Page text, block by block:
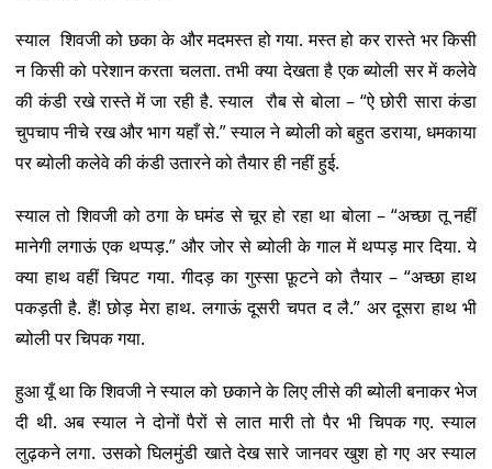
स्याल शिवजी को छका के और मदमस्त हो गया. मस्त हो कर रास्ते भर किसी
न किसी को परेशान करता चलता. तभी क्या देखता है एक ब्योली सर में कलेवे
की कंडी रखे रास्ते में जा रही है. स्याल रौब से बोला – “ऐ छोरी सारा कंडा
चुपचाप नीचे रख और भाग यहाँ से.” स्याल ने ब्योली को बहुत डराया, धमकाया
पर ब्योली कलेवे की कंडी उतारने को तैयार ही नहीं हुई.
स्याल तो शिवजी को ठगा के घमंड से चूर हो रहा था बोला – “अच्छा तू नहीं
मानेगी लगाऊं एक थप्पड़.” और जोर से ब्योली के गाल में थप्पड़ मार दिया. ये
क्या हाथ वहीं चिपट गया. गीदड़ का गुस्सा फ़ूटने को तैयार – “अच्छा हाथ
पकड़ती है. हैं! छोड़ मेरा हाथ. लगाऊं दूसरी चपत द लै.” अर दूसरा हाथ भी
ब्योली पर चिपक गया.
हुआ यूँ था कि शिवजी ने स्याल को छकाने के लिए लीसे की ब्योली बनाकर भेज
दी थी. अब स्याल ने दोनों पैरों से लात मारी तो पैर भी चिपक गए. स्याल
लुढ़कने लगा. उसको घिलमुंडी खाते देख सारे जानवर खुश हो गए अर स्याल